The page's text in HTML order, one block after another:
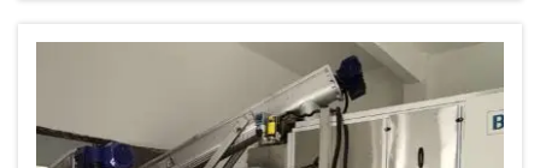
kurutmaya yardımcı olur...